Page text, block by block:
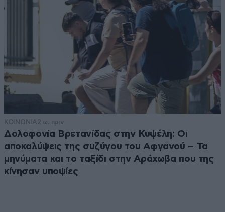
ΚΟΙΝΩΝΙΑ2 ω. πριν
Δολοφονία Βρετανίδας στην Κυψέλη: Οι
αποκαλύψεις της συζύγου του Αφγανού – Τα
μηνύματα και το ταξίδι στην Αράχωβα που της
κίνησαν υποψίες